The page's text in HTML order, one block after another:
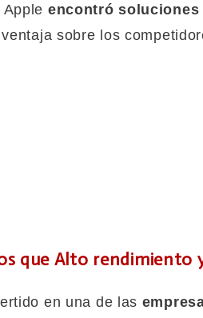
encontró soluciones
sobre los
que Alto rendimiento
en una de las